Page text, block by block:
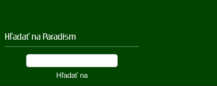
Hľadať na Paradism